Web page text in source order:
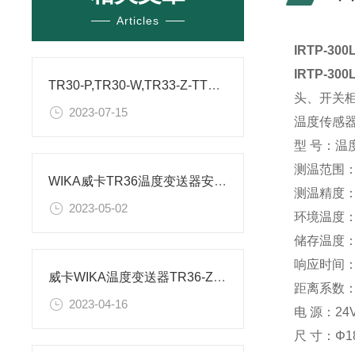
Articles
TR30-P,TR30-W,TR33-Z-TT威卡温度变送器:参数解析
2023-07-15
WIKA威卡TR36温度变送器安装及接线说明
2023-05-02
威卡WIKA温度变送器TR36-ZZZZ-TT参数说明
2023-04-16
IRTP-
IRTP-
头、开关
温度传感
型 号：温
测温范围
测温精度
环境温度
储存温度
响应时间
距离系数
电 源：
尺 寸：